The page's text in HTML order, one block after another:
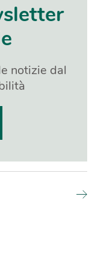
notizie dal